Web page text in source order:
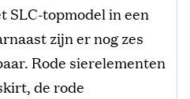
SLC-topmodel in een
zijn er nog zes
Rode sierelementen
de rode